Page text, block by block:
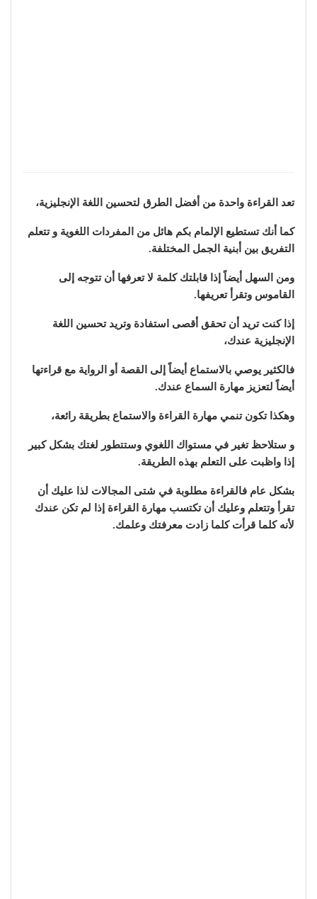
تعد القراءة واحدة من أفضل الطرق لتحسين اللغة الإنجليزية،
كما أنك تستطيع الإلمام بكم هائل من المفردات اللغوية و تتعلم
التفريق بين أبنية الجمل المختلفة.
ومن السهل أيضاً إذا قابلتك كلمة لا تعرفها أن تتوجه إلى
القاموس وتقرأ تعريفها.
إذا كنت تريد أن تحقق أقصى استفادة وتريد تحسين اللغة
الإنجليزية عندك،
فالكثير يوصي بالاستماع أيضاً إلى القصة أو الرواية مع قراءتها
أيضاً لتعزيز مهارة السماع عندك.
وهكذا تكون تنمي مهارة القراءة والاستماع بطريقة رائعة،
و ستلاحظ تغير في مستواك اللغوي وستتطور لغتك بشكل كبير
إذا واظبت على التعلم بهذه الطريقة.
بشكل عام فالقراءة مطلوبة في شتى المجالات لذا عليك أن
تقرأ وتتعلم وعليك أن تكتسب مهارة القراءة إذا لم تكن عندك
لأنه كلما قرأت كلما زادت معرفتك وعلمك.